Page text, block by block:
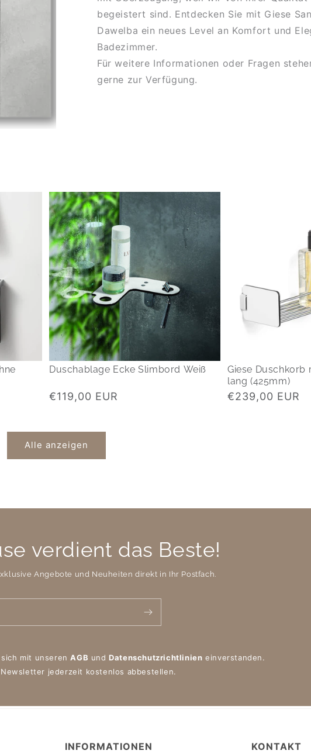
begeistert sind. Entdecken Sie mit Giese
Dawelba ein neues Level an Komfort und
Badezimmer.
Für weitere Informationen oder Fragen
gerne zur Verfügung.
Duschablage Ecke Slimbord Weiß
Normaler
€119,00 EUR
Giese Duschkorb
lang (425mm)
Normaler
€239,00 EUR
Alle anzeigen
verdient das Beste!
Angebote und Neuheiten direkt in Ihr Postfach.
sich mit unserenAGB undDatenschutzrichtlinien einverstanden.
jederzeit kostenlos abbestellen.
INFORMATIONEN KONTAKT